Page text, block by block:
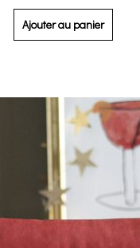
Ajouter au panier